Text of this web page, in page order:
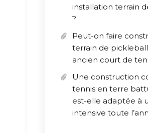
installation terrain
?
Peut-on faire
terrain de
ancien court de
Une construction
tennis en terre
est-elle adaptée à
intensive toute